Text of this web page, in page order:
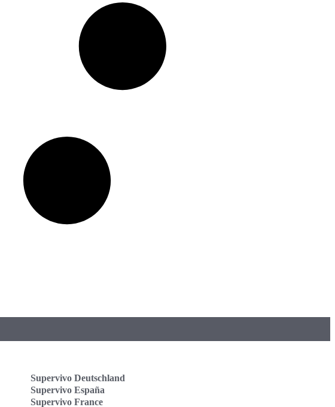
Supervivo Deutschland
Supervivo España
Supervivo France